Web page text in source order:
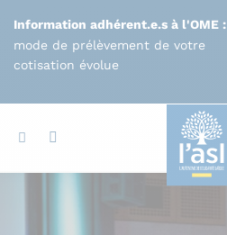
Information adhérent.e.s à l'OME :
mode de prélèvement de votre
cotisation évolue